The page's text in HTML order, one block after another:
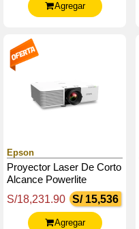
Agregar
Epson
Proyector Laser De Corto
Alcance Powerlite
L630Su Fhd Wuxga,
Hdmix2, Vgax2, Lan (Rj-
45) X1
S/18,231.90 S/ 15,536
Agregar